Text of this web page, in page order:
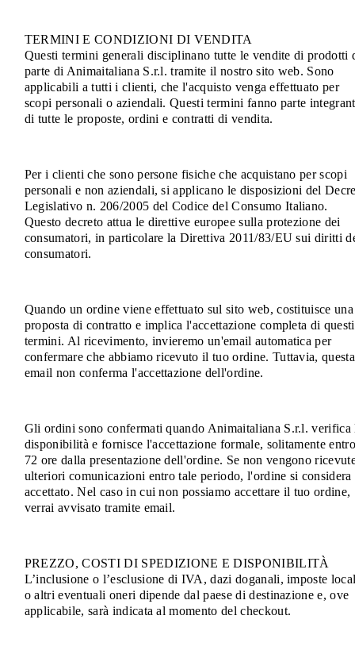
TERMINI E CONDIZIONI DI VENDITA
Questi termini generali disciplinano tutte le vendite di prodotti
parte di Animaitaliana S.r.l. tramite il nostro sito web. Sono
applicabili a tutti i clienti, che l'acquisto venga effettuato per
scopi personali o aziendali. Questi termini fanno parte
di tutte le proposte, ordini e contratti di vendita.
Per i clienti che sono persone fisiche che acquistano per scopi
personali e non aziendali, si applicano le disposizioni del
Legislativo n. 206/2005 del Codice del Consumo Italiano.
Questo decreto attua le direttive europee sulla protezione dei
consumatori, in particolare la Direttiva 2011/83/EU sui diritti
consumatori.
Quando un ordine viene effettuato sul sito web, costituisce una
proposta di contratto e implica l'accettazione completa di questi
termini. Al ricevimento, invieremo un'email automatica per
confermare che abbiamo ricevuto il tuo ordine. Tuttavia, questa
email non conferma l'accettazione dell'ordine.
Gli ordini sono confermati quando Animaitaliana S.r.l. verifica
disponibilità e fornisce l'accettazione formale, solitamente entro
72 ore dalla presentazione dell'ordine. Se non vengono
ulteriori comunicazioni entro tale periodo, l'ordine si considera
accettato. Nel caso in cui non possiamo accettare il tuo ordine,
verrai avvisato tramite email.
PREZZO, COSTI DI SPEDIZIONE E DISPONIBILITÀ
L’inclusione o l’esclusione di IVA, dazi doganali, imposte
o altri eventuali oneri dipende dal paese di destinazione e, ove
applicabile, sarà indicata al momento del checkout.